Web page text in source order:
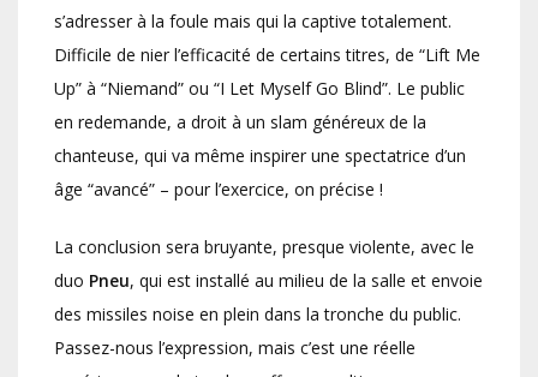
s’adresser à la foule mais qui la captive totalement.
Difficile de nier l’efficacité de certains titres, de “Lift Me
Up” à “Niemand” ou “I Let Myself Go Blind”. Le public
en redemande, a droit à un slam généreux de la
chanteuse, qui va même inspirer une spectatrice d’un
âge “avancé” – pour l’exercice, on précise !
La conclusion sera bruyante, presque violente, avec le
duo Pneu, qui est installé au milieu de la salle et envoie
des missiles noise en plein dans la tronche du public.
Passez-nous l’expression, mais c’est une réelle